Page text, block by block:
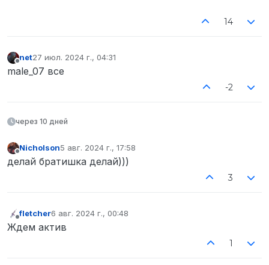
14
Не в сети
net27 июл. 2024 г., 04:31
отредактировано
male_07 все
-2
через 10 дней
Не в сети
Nicholson5 авг. 2024 г., 17:58
отредактировано
делай братишка делай)))
3
fletcher6 авг. 2024 г., 00:48
отредактировано
Ждем актив
1